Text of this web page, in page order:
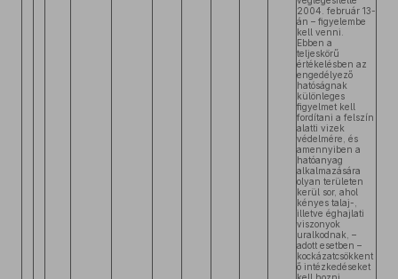
2004. február 13-
án – figyelembe
kell venni.
Ebben a
teljeskörű
értékelésben az
engedélyező
hatóságnak
különleges
figyelmet kell
fordítani a felszín
alatti vizek
védelmére, és
amennyiben a
hatóanyag
alkalmazására
olyan területen
kerül sor, ahol
kényes talaj-,
illetve éghajlati
viszonyok
uralkodnak, –
adott esetben –
kockázatcsökkent
ő intézkedéseket